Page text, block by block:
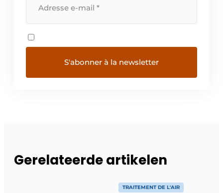
Gerelateerde artikelen
TRAITEMENT DE L'AIR